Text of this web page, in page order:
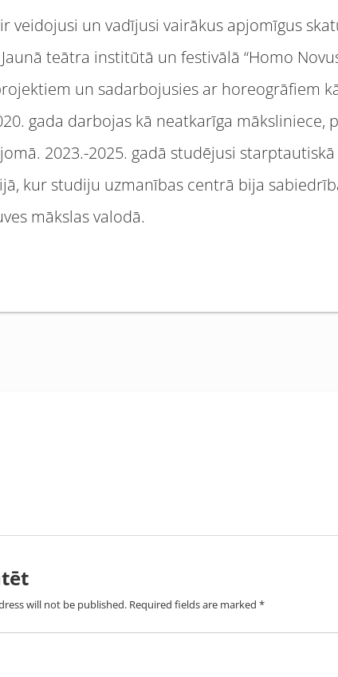
ir veidojusi un vadījusi vairākus apjomīgus
teātra institūtā un festivālā “Homo
un sadarbojusies ar horeogrāfiem
gada darbojas kā neatkarīga
2023.-2025. gadā studējusi
kur studiju uzmanības centrā bija
mākslas valodā.
will not be published. Required fields are marked *